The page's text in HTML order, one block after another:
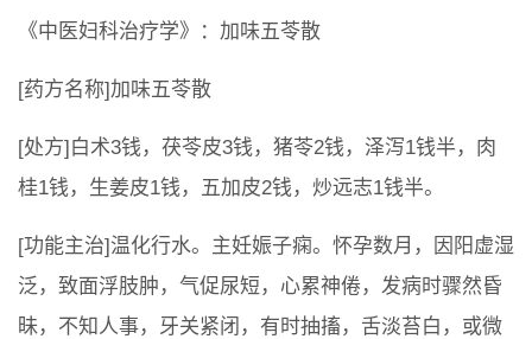
《中医妇科治疗学》：加味五苓散
[药方名称]加味五苓散
[处方]白术3钱，茯苓皮3钱，猪苓2钱，泽泻1钱半，肉
桂1钱，生姜皮1钱，五加皮2钱，炒远志1钱半。
[功能主治]温化行水。主妊娠子痫。怀孕数月，因阳虚湿
泛，致面浮肢肿，气促尿短，心累神倦，发病时骤然昏
昧，不知人事，牙关紧闭，有时抽搐，舌淡苔白，或微